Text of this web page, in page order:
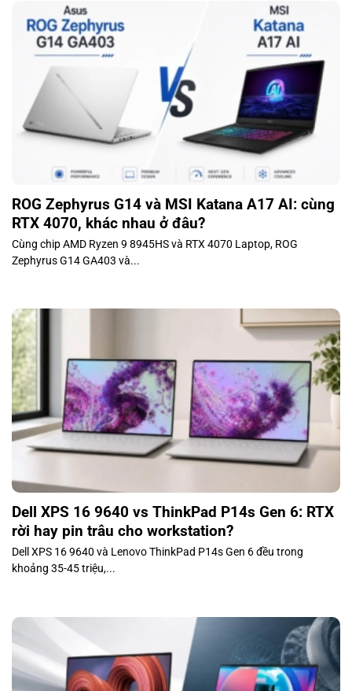
ROG Zephyrus G14 và MSI Katana A17 AI: cùng
RTX 4070, khác nhau ở đâu?
Cùng chip AMD Ryzen 9 8945HS và RTX 4070 Laptop, ROG
Zephyrus G14 GA403 và...
Dell XPS 16 9640 vs ThinkPad P14s Gen 6: RTX
rời hay pin trâu cho workstation?
Dell XPS 16 9640 và Lenovo ThinkPad P14s Gen 6 đều trong
khoảng 35-45 triệu,...